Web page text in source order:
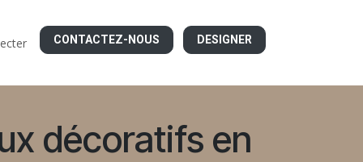
CONTACTEZ-NOUS DESIGNER
décoratifs en